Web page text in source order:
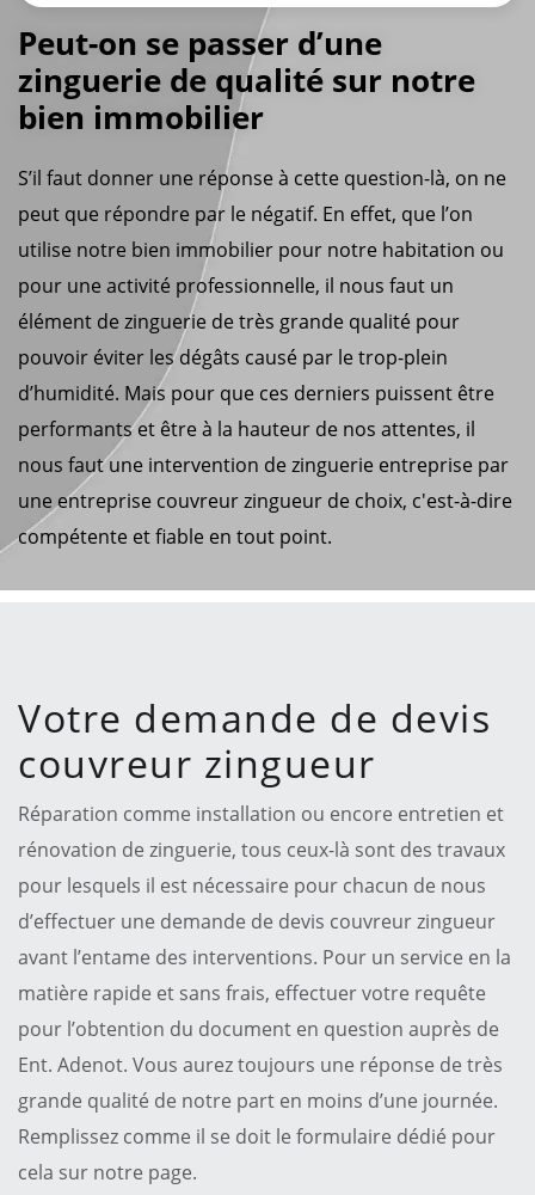
Peut-on se passer d’une
zinguerie de qualité sur notre
bien immobilier
S’il faut donner une réponse à cette question-là, on ne
peut que répondre par le négatif. En effet, que l’on
utilise notre bien immobilier pour notre habitation ou
pour une activité professionnelle, il nous faut un
élément de zinguerie de très grande qualité pour
pouvoir éviter les dégâts causé par le trop-plein
d’humidité. Mais pour que ces derniers puissent être
performants et être à la hauteur de nos attentes, il
nous faut une intervention de zinguerie entreprise par
une entreprise couvreur zingueur de choix, c'est-à-dire
compétente et fiable en tout point.
Votre demande de devis
couvreur zingueur
Réparation comme installation ou encore entretien et
rénovation de zinguerie, tous ceux-là sont des travaux
pour lesquels il est nécessaire pour chacun de nous
d’effectuer une demande de devis couvreur zingueur
avant l’entame des interventions. Pour un service en la
matière rapide et sans frais, effectuer votre requête
pour l’obtention du document en question auprès de
Ent. Adenot. Vous aurez toujours une réponse de très
grande qualité de notre part en moins d’une journée.
Remplissez comme il se doit le formulaire dédié pour
cela sur notre page.